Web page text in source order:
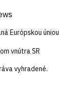
Európskou úniou
vnútra SR
vyhradené.